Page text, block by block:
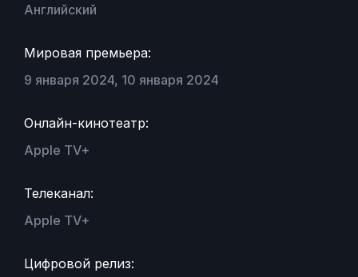
Английский
Мировая премьера:
9 января 2024, 10 января 2024
Онлайн-кинотеатр:
Apple TV+
Телеканал:
Apple TV+
Цифровой релиз: